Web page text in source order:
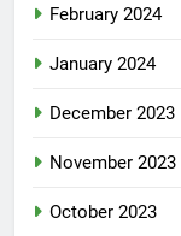
February 2024
January 2024
December 2023
November 2023
October 2023